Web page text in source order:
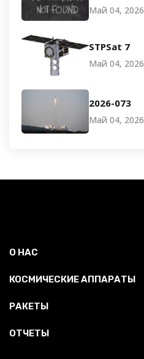
Май 04, 2026
STPSat 7
Май 04, 2026
2026-073
Май 04, 2026
О НАС
КОСМИЧЕСКИЕ АППАРАТЫ
РАКЕТЫ
ОТЧЕТЫ